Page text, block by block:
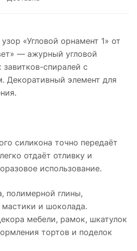
«Угловой орнамент 1» от
— ажурный угловой
спиралей с
Декоративный элемент для
силикона точно передаёт
отдаёт отливку и
использование.
полимерной глины,
и шоколада.
мебели, рамок, шкатулок
тортов и поделок